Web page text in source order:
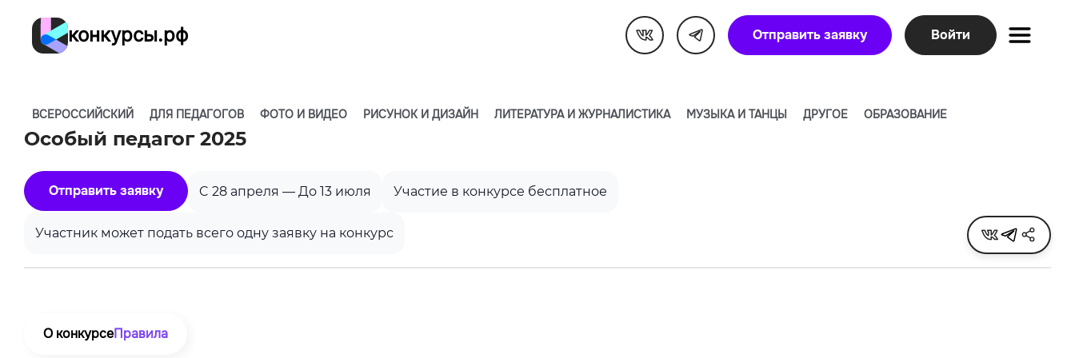
конкурсы.рф Отправить заявку Войти
ВСЕРОССИЙСКИЙ ДЛЯ ПЕДАГОГОВ ФОТО И ВИДЕО РИСУНОК И ДИЗАЙН ЛИТЕРАТУРА И ЖУРНАЛИСТИКА МУЗЫКА И ТАНЦЫ ДРУГОЕ ОБРАЗОВАНИЕ
Особый педагог 2025
Отправить заявку C 28 апреля — До 13 июля Участие в конкурсе бесплатное
Участник может подать всего одну заявку на конкурс
О конкурсеПравила